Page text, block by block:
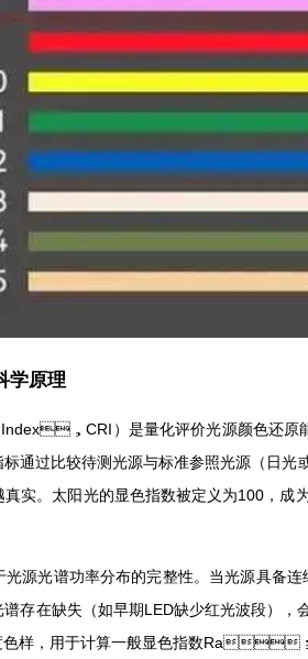
学原理
，CRI）是量化评价光源颜色还原能
指标通过比较待测光源与标准参照光源（日
。太阳光的显色指数被定义为100，成为
源光谱功率分布的完整性。当光源具备
源光谱存在缺失（如早期LED缺少红光波段）
样，用于计算一般显色指数Ra；